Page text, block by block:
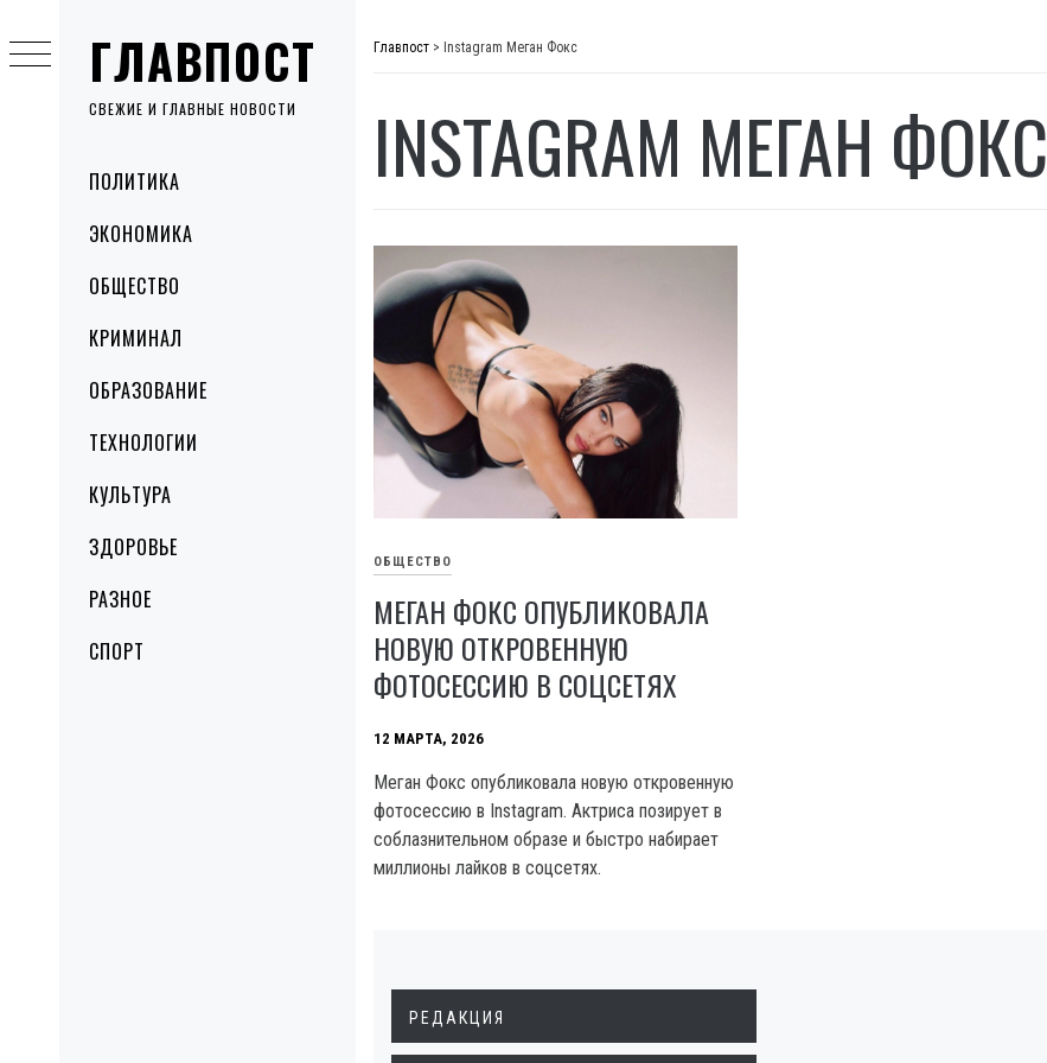
ГЛАВПОСТ
СВЕЖИЕ И ГЛАВНЫЕ НОВОСТИ
MenuПОЛИТИКА
ЭКОНОМИКА
ОБЩЕСТВО
КРИМИНАЛ
ОБРАЗОВАНИЕ
ТЕХНОЛОГИИ
КУЛЬТУРА
ЗДОРОВЬЕ
РАЗНОЕ
СПОРТ
to
content
Главпост > Instagram Меган Фокс
INSTAGRAM МЕГАН ФОКС
ОБЩЕСТВО
МЕГАН ФОКС ОПУБЛИКОВАЛА
НОВУЮ ОТКРОВЕННУЮ
ФОТОСЕССИЮ В СОЦСЕТЯХ
12 МАРТА, 2026
Меган Фокс опубликовала новую откровенную
фотосессию в Instagram. Актриса позирует в
соблазнительном образе и быстро набирает
миллионы лайков в соцсетях.
РЕДАКЦИЯ